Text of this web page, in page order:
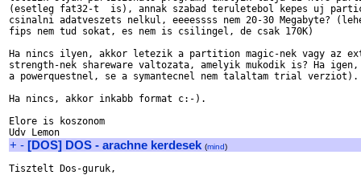
(esetleg fat32-t  is), annak szabad teruletebol kepes uj
csinalni adatveszets nelkul, eeeessss nem 20-30 Megabyte?
fips nem tud sokat, es nem is csilingel, de csak 170K)
Ha nincs ilyen, akkor letezik a partition magic-nek vagy az
strength-nek shareware valtozata, amelyik mukodik is? Ha
a powerquestnel, se a symantecnel nem talaltam trial verziot).
Ha nincs, akkor inkabb format c:-).
Elore is koszonom
+ - [DOS] DOS - arachne kerdesek (mind)
Tisztelt Dos-guruk,